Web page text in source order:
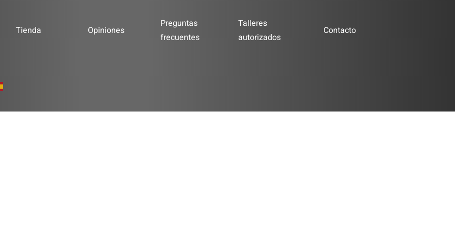
Tienda Opiniones
Preguntas
frecuentes
Talleres
autorizados
Contacto